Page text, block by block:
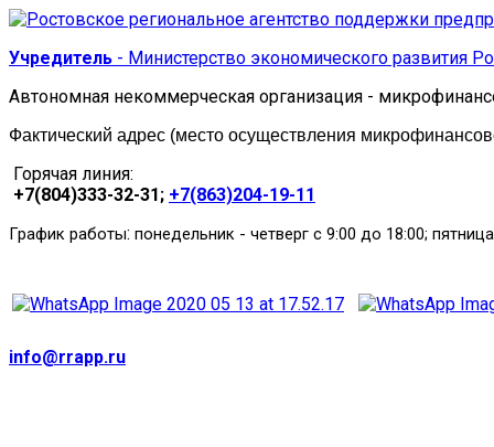
Учредитель - Министерство экономического развития
Автономная некоммерческая организация -
Фактический адрес (место осуществления
Горячая линия:
+7(804)333-32-31; +7(863)204-19-11
График работы: понедельник - четверг с 9:00 до 18:00;
info@rrapp.ru